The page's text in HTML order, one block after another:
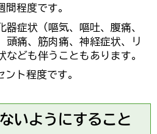
間程度です。
器症状（嘔気、嘔吐、腹痛、
頭痛、筋肉痛、神経症状、リ
なども伴うこともあります。
ント程度です。
いようにすること